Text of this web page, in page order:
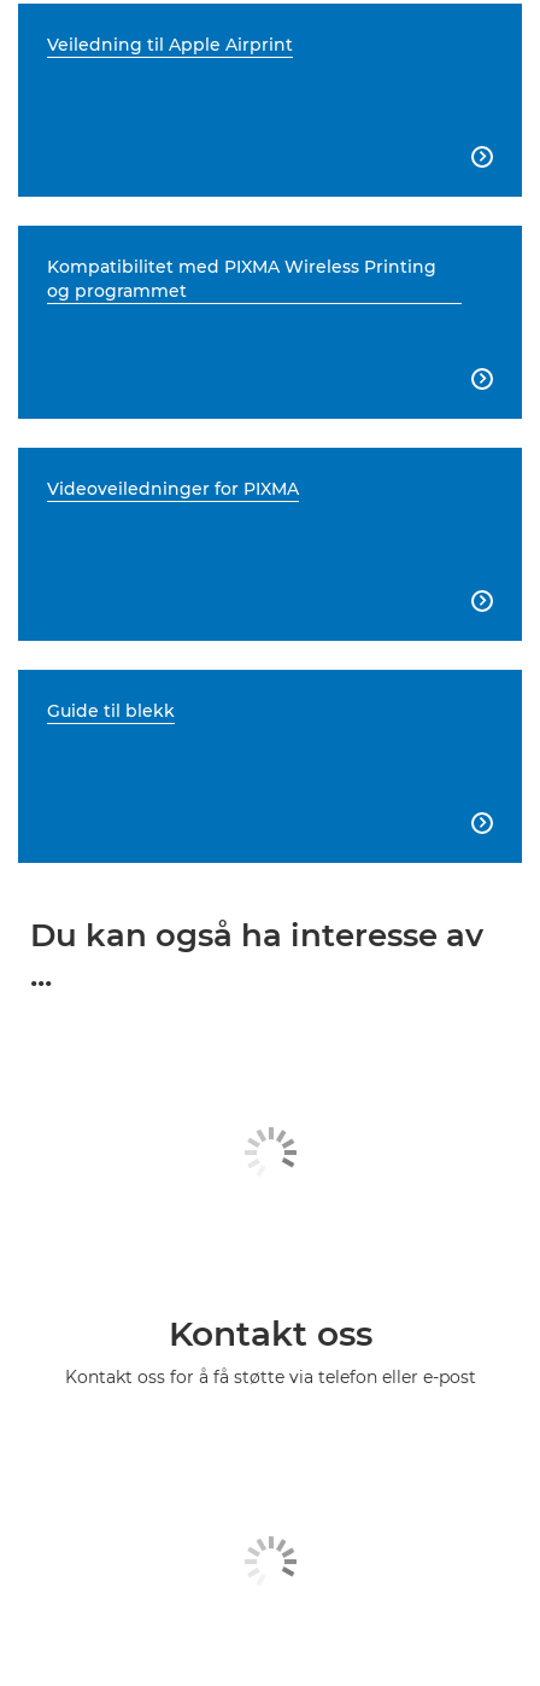
Veiledning til Apple Airprint

Kompatibilitet med PIXMA Wireless Printing
og programmet

Videoveiledninger for PIXMA

Guide til blekk

Du kan også ha interesse av
...
Kontakt oss
Kontakt oss for å få støtte via telefon eller e-post